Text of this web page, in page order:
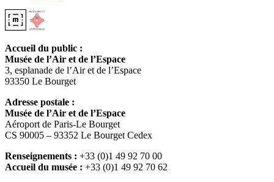
Accueil du public :
Musée de l’Air et de l’Espace
3, esplanade de l’Air et de l’Espace
93350 Le Bourget
Adresse postale :
Musée de l’Air et de l’Espace
Aéroport de Paris-Le Bourget
CS 90005 – 93352 Le Bourget Cedex
Renseignements : +33 (0)1 49 92 70 00
Accueil du musée : +33 (0)1 49 92 70 62